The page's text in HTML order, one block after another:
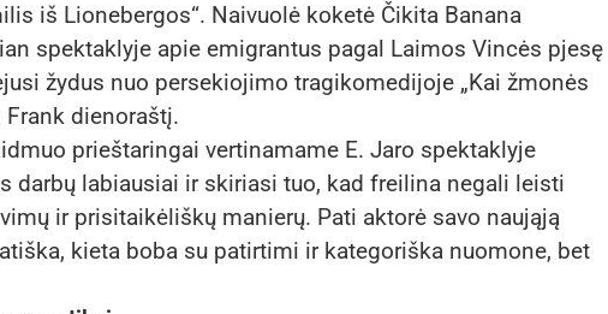
iš Lionebergos“. Naivuolė koketė Čikita Banana
spektaklyje apie emigrantus pagal Laimos Vincės pjesę
žydus nuo persekiojimo tragikomedijoje „Kai žmonės
Frank dienoraštį.
prieštaringai vertinamame E. Jaro spektaklyje
darbų labiausiai ir skiriasi tuo, kad freilina negali leisti
ir prisitaikėliškų manierų. Pati aktorė savo naująją
kieta boba su patirtimi ir kategoriška nuomone, bet